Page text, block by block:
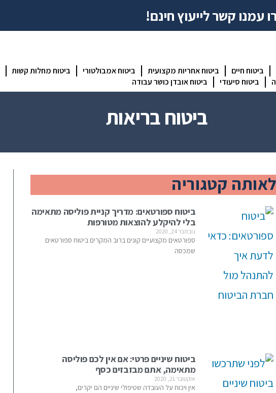
עמנו קשר לייעוץ חינם!
ביטוח חיים ביטוח אחריות מקצועית ביטוח אמבולטורי ביטוח מחלות קשות
ביטוח סיעודי ביטוח אובדן כושר עבודה
ביטוח בריאות
קטגוריה
ביטוח ספורטאים: מדריך קניית פוליסה מתאימה
בלי להיקלע להוצאות מטורפות
נובמבר 24, 2020
ספורטאים מקצועיים קונים ברוב המקרים ביטוח ספורטאים
שמכסה
ביטוח שיניים פרטי: אם אין לכם פוליסה
מתאימה, אתם מבזבזים כסף
אוקטובר 21, 2020
אין ויכוח על העובדה שטיפולי שיניים הם יקרים,